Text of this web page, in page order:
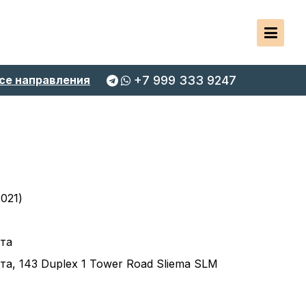
направления +7 999 333 9247
143 Duplex 1 Tower Road Sliema SLM